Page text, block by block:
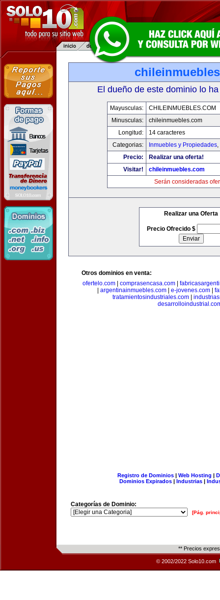
El dueño de este dominio lo
Mayusculas:
CHILEINMUEBLES.COM
Minusculas:
chileinmuebles.com
Longitud:
14 caracteres
Categorias:
Inmuebles y Propiedades,
Precio:
Realizar una oferta!
Visitar!
chileinmuebles.com
Serán consideradas
Realizar una Oferta
Precio Ofrecido $
Otros dominios en venta:
ofertelo.com| comprasencasa.com|
argentinainmuebles.com| e-jovenes.com|
tratamientosindustriales.com
Registro de Dominios| Web Hosting |
Dominios Expirados | Industrias |
Categorías de Dominio:
[Pág.
** Precios
© 2002/2022 Solo10.com